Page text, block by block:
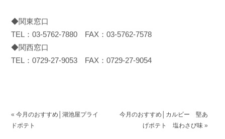
◆関東窓口
TEL：03-5762-7880 FAX：03-5762-7578
◆関西窓口
TEL：0729-27-9053 FAX：0729-27-9054
« 今月のおすすめ│湖池屋プライ
ドポテト
今月のおすすめ│カルビー 堅あ
げポテト 塩わさび味»